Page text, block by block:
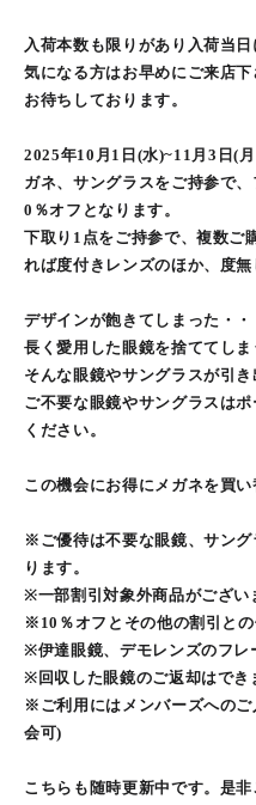
入荷本数も限りがあり入荷当
気になる方はお早めにご来店下
お待ちしております。
2025年10月1日(水)~11月3日(
ガネ、サングラスをご持参で
0％オフとなります。
下取り1点をご持参で、複数ご
れば度付きレンズのほか、度無
デザインが飽きてしまった・・
長く愛用した眼鏡を捨ててしま
そんな眼鏡やサングラスが引
ご不要な眼鏡やサングラスは
ください。
この機会にお得にメガネを買い
※ご優待は不要な眼鏡、サン
ります。
※一部割引対象外商品がござい
※10％オフとその他の割引との
※伊達眼鏡、デモレンズのフレ
※回収した眼鏡のご返却はでき
※ご利用にはメンバーズへの
会可)
こちらも随時更新中です。是非